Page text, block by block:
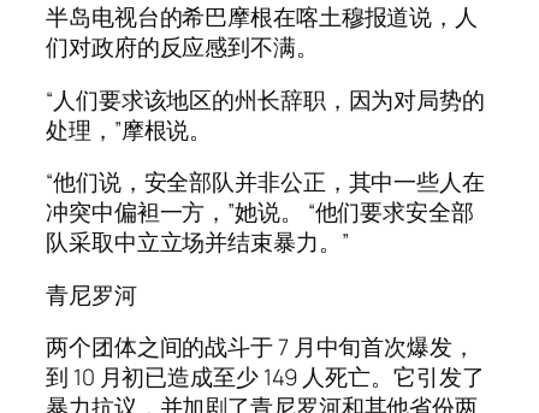
半岛电视台的希巴摩根在喀土穆报道说，人
们对政府的反应感到不满。
“人们要求该地区的州长辞职，因为对局势的
处理，”摩根说。
“他们说，安全部队并非公正，其中一些人在
冲突中偏袒一方，”她说。 “他们要求安全部
队采取中立立场并结束暴力。”
青尼罗河
两个团体之间的战斗于 7 月中旬首次爆发，
到 10 月初已造成至少 149 人死亡。它引发了